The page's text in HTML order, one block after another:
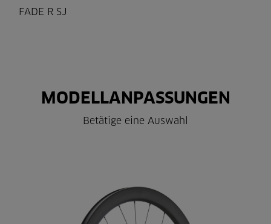
FADE R SJ
MODELLANPASSUNGEN
Betätige eine Auswahl